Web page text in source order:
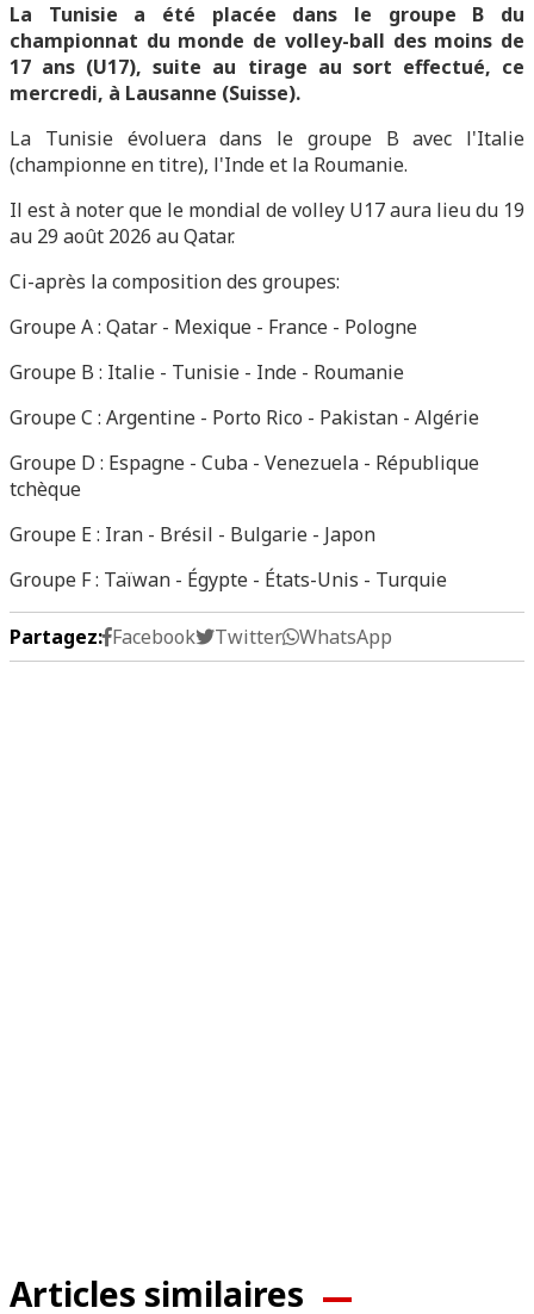
La Tunisie a été placée dans le groupe B du
championnat du monde de volley-ball des moins de
17 ans (U17), suite au tirage au sort effectué, ce
mercredi, à Lausanne (Suisse).
La Tunisie évoluera dans le groupe B avec l'Italie
(championne en titre), l'Inde et la Roumanie.
Il est à noter que le mondial de volley U17 aura lieu du 19
au 29 août 2026 au Qatar.
Ci-après la composition des groupes:
Groupe A : Qatar - Mexique - France - Pologne
Groupe B : Italie - Tunisie - Inde - Roumanie
Groupe C : Argentine - Porto Rico - Pakistan - Algérie
Groupe D : Espagne - Cuba - Venezuela - République
tchèque
Groupe E : Iran - Brésil - Bulgarie - Japon
Groupe F : Taïwan - Égypte - États-Unis - Turquie
Partagez: Facebook Twitter WhatsApp
Articles similaires